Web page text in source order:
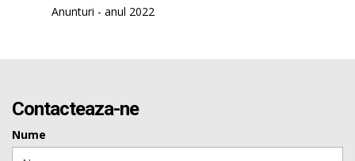
Anunturi - anul 2022
Contacteaza-ne
Nume